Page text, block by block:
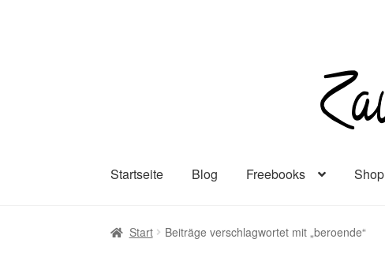
Startseite Blog Freebooks Shop
Start Beiträge verschlagwortet mit „beroende“